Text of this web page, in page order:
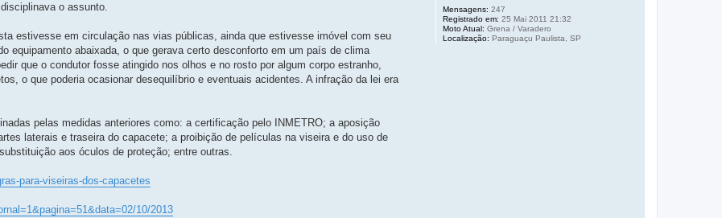
Mensagens: 247
Registrado em: 25 Mai 2011 21:32
Moto Atual: Grena / Varadero
Localização: Paraguaçu Paulista, SP
o assunto.
estivesse em circulação nas vias públicas, ainda que estivesse imóvel com seu
equipamento abaixada, o que gerava certo desconforto em um país de clima
que o condutor fosse atingido nos olhos e no rosto por algum corpo estranho,
o que poderia ocasionar desequilíbrio e eventuais acidentes. A infração da lei era
pelas medidas anteriores como: a certificação pelo INMETRO; a aposição
laterais e traseira do capacete; a proibição de películas na viseira e do uso de
aos óculos de proteção; entre outras.
para-viseiras-dos-capacetes
10/2013